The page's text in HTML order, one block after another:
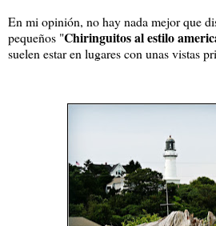
En mi opinión, no hay nada mejor que
pequeños "Chiringuitos al estilo
suelen estar en lugares con unas vistas